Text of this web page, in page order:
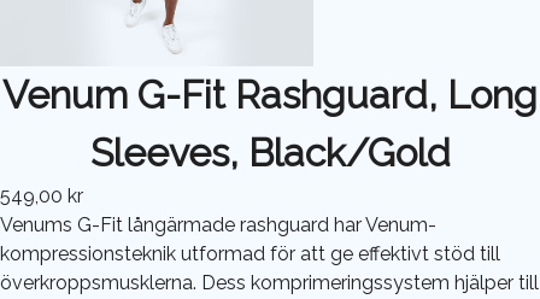
Venum G-Fit Rashguard, Long
Sleeves, Black/Gold
549,00 kr
Venums G-Fit långärmade rashguard har Venum-
kompressionsteknik utformad för att ge effektivt stöd till
överkroppsmusklerna. Dess komprimeringssystem hjälper till